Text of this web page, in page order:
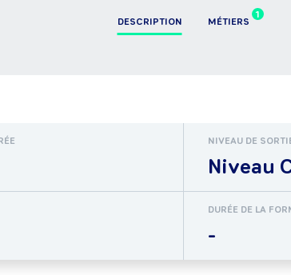
DESCRIPTION
1
MÉTIERS
NIVEAU DE
Niveau
DURÉE DE LA
-